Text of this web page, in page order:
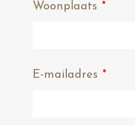
Woonplaats *
E-mailadres *